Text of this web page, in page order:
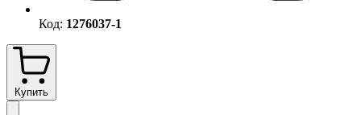
Код: 1276037-1
Купить